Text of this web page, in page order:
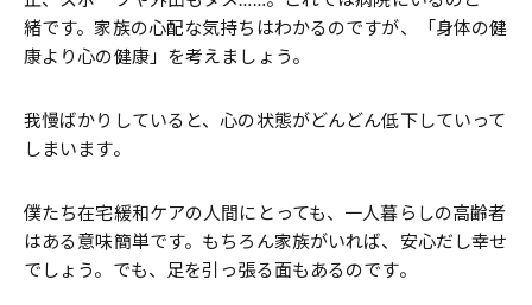
緒です。家族の心配な気持ちはわかるのですが、「身体の健
康より心の健康」を考えましょう。
我慢ばかりしていると、心の状態がどんどん低下していって
しまいます。
僕たち在宅緩和ケアの人間にとっても、一人暮らしの高齢者
はある意味簡単です。もちろん家族がいれば、安心だし幸せ
でしょう。でも、足を引っ張る面もあるのです。